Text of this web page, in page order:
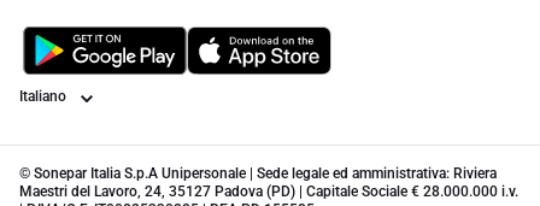
Lingua
© Sonepar Italia S.p.A Unipersonale | Sede legale ed amministrativa: Riviera
Maestri del Lavoro, 24, 35127 Padova (PD) | Capitale Sociale € 28.000.000 i.v.